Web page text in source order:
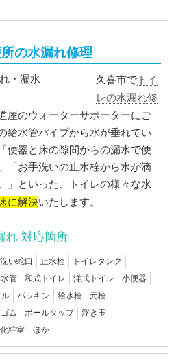
の水漏れ修理
久喜市で トイ
レの水漏れ修
屋のウォーターサポーターにご
給水管パイプから水が垂れてい
便器と床の隙間からの漏水で便
「お手洗いの止水栓から水が滴
」といった、トイレの様々な水
に解決いたします。
れ 対応箇所
い蛇口 止水栓
トイレタンク
管 和式トイレ 洋式トイレ
小便器
パッキン 給水栓
元栓
ム ボールタップ
浮き玉
化粧室 ほか